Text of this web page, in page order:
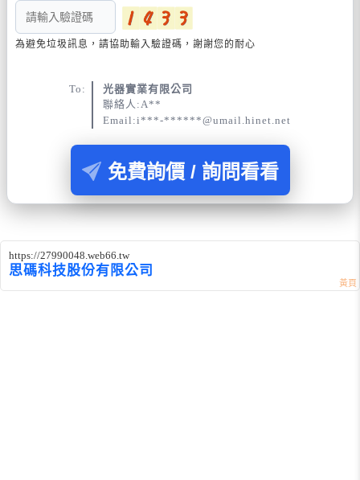
為避免垃圾訊息，請協助輸入驗證碼，謝謝您的耐心
To:
光器實業有限公司
聯絡人:A**
Email:i***-******@umail.hinet.net
免費詢價 / 詢問看看
https://27990048.web66.tw
思碼科技股份有限公司